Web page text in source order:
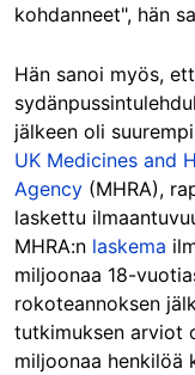
kohdanneet", hän
Hän sanoi myös,
jälkeen oli
UK Medicines and
Agency (MHRA),
laskettu
MHRA:n laskema
miljoonaa 18-
rokoteannoksen
tutkimuksen arviot
miljoonaa henkilöä